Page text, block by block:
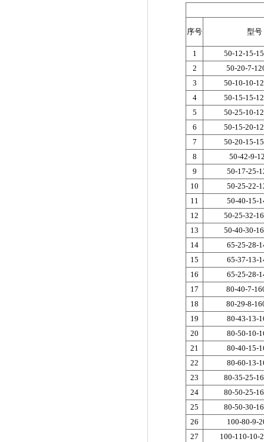
序号 型号
1
50-12-15-
2
50-20-7-
3
50-10-10-
4
50-15-15-
5
50-25-10-
6
50-15-20-
7
50-20-15-
8
50-42-9-
9
50-17-25-
10
50-25-22-
11
50-40-15-
12
50-25-32-
13
50-40-30-
14
65-25-28-
15
65-37-13-
16
65-25-28-
17
80-40-7-
18
80-29-8-
19
80-43-13-
20
80-50-10-
21
80-40-15-
22
80-60-13-
23
80-35-25-
24
80-50-25-
25
80-50-30-
26
100-80-9-
27
100-110-10-